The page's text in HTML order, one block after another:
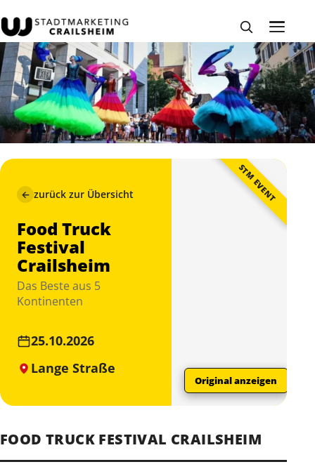
← zurück zur Übersicht
Food Truck
Festival
Crailsheim
Das Beste aus 5
Kontinenten
25.10.2026
Lange Straße
STM EVENT
Original anzeigen
FOOD TRUCK FESTIVAL CRAILSHEIM